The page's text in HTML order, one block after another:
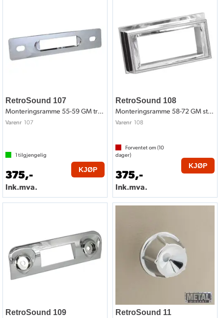
RetroSound 107
Monteringsramme 55-59 GM truck style
Varenr 107
1 tilgjengelig
375,-
Ink.mva.
KJØP
RetroSound 108
Monteringsramme 58-72 GM style
Varenr 108
Forventet om (10
dager)
375,-
Ink.mva.
KJØP
RetroSound 109
RetroSound 11